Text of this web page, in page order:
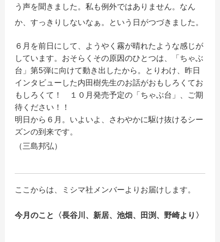
う声を聞きました。私も例外ではありません。なん
か、すっきりしないなぁ。という日がつづきました。
６月を前日にして、ようやく霧が晴れたような感じが
しています。おそらくその原因のひとつは、「ちゃぶ
台」第5弾に向けて動き出したから。とりわけ、昨日
インタビューした内田樹先生のお話がおもしろくてお
もしろくて！ １０月発売予定の「ちゃぶ台」、ご期
待ください！！
明日から６月。いよいよ、さわやかに駆け抜けるシー
ズンの到来です。
（三島邦弘）
ここからは、ミシマ社メンバーよりお届けします。
今月のこと〈長谷川、新居、池畑、田渕、野崎より〉